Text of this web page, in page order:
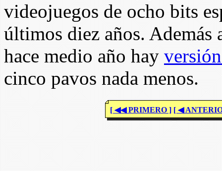
videojuegos de ocho bits
últimos diez años. Además
hace medio año hay
cinco pavos nada menos.
[ ◀◀ PRIMERO ] [ ◀